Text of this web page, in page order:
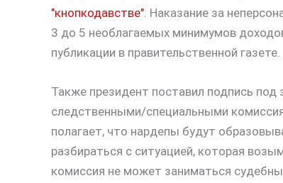
"кнопкодавстве". Наказание за
3 до 5 необлагаемых минимумов
публикации в правительственной газете.
Также президент поставил подпись
следственными/специальными
полагает, что нардепы будут
разбираться с ситуацией, которая
комиссия не может заниматься